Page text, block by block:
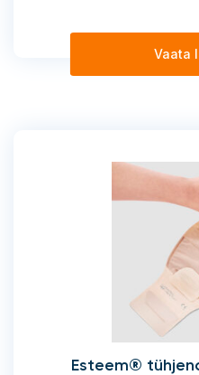
Vaata
Esteem®